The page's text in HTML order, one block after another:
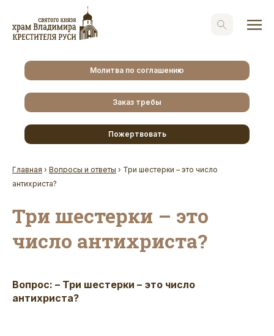
Молитва по соглашению
Заказ требы
Пожертвовать
Главная › Вопросы и ответы › Три шестерки – это число
антихриста?
Три шестерки – это
число антихриста?
Вопрос: – Три шестерки – это число
антихриста?